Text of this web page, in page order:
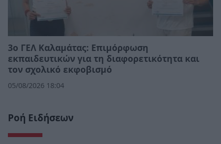
3ο ΓΕΛ Καλαμάτας: Επιμόρφωση
εκπαιδευτικών για τη διαφορετικότητα και
τον σχολικό εκφοβισμό
05/08/2026 18:04
Ροή Ειδήσεων